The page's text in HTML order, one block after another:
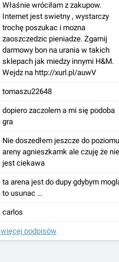
Właśnie wróciłam z zakupow.
Internet jest swietny , wystarczy
trochę poszukac i mozna
zaoszczedzic pieniadze. Zgarnij
darmowy bon na urania w takich
sklepach jak miedzy innymi H&M.
Wejdz na http://xurl.pl/auwV
tomaszu22648
dopiero zaczolem a mi się podoba
gra
Nie doszedłem jeszcze do poziomu
areny agnieszkamk ale czuję że nie
jest ciekawa
ta arena jest do dupy gdybym
to usunac ...
carlos
więcej podpisów